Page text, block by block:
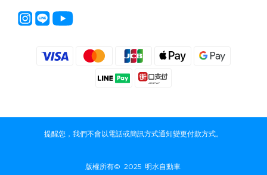
提醒您，我們不會以電話或簡訊方式通知變更付款方式。
版權所有© 2025 明水自動車